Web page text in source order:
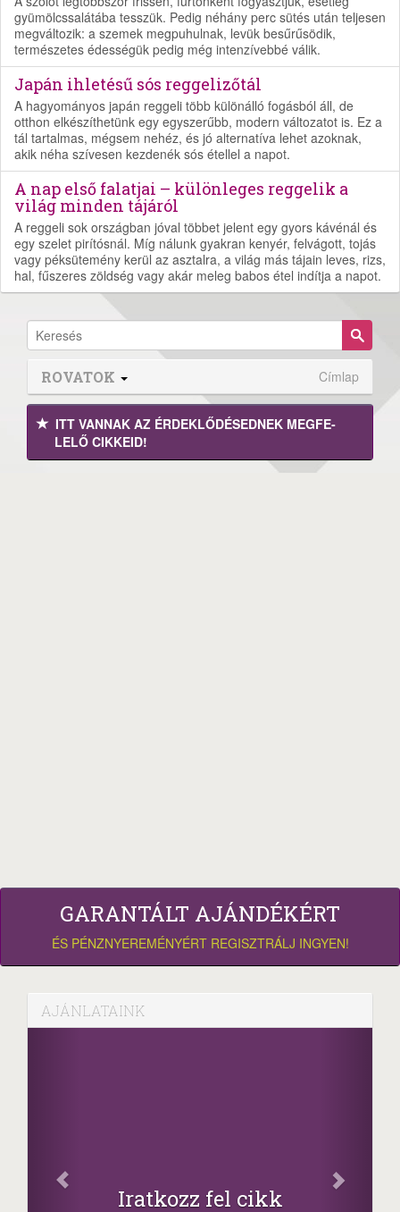
gyümölcssalátába tesszük. Pedig néhány perc sütés után teljesen
megváltozik: a szemek megpuhulnak, levük besűrűsödik,
természetes édességük pedig még intenzívebbé válik.
Japán ihletésű sós reggelizőtál
A hagyományos japán reggeli több különálló fogásból áll, de
otthon elkészíthetünk egy egyszerűbb, modern változatot is. Ez a
tál tartalmas, mégsem nehéz, és jó alternatíva lehet azoknak,
akik néha szívesen kezdenék sós étellel a napot.
A nap első falatjai – különleges reggelik a
világ minden tájáról
A reggeli sok országban jóval többet jelent egy gyors kávénál és
egy szelet pirítósnál. Míg nálunk gyakran kenyér, felvágott, tojás
vagy péksütemény kerül az asztalra, a világ más tájain leves, rizs,
hal, fűszeres zöldség vagy akár meleg babos étel indítja a napot.
ROVATOK Címlap
ITT VANNAK AZ ÉRDEK­LŐDÉ­SEDNEK MEGFE­
LELŐ CIKKEID!
GARANTÁLT AJÁNDÉKÉRT
ÉS PÉNZNYEREMÉNYÉRT REGISZTRÁLJ INGYEN!
AJÁNLATAINK
Iratkozz fel cikk